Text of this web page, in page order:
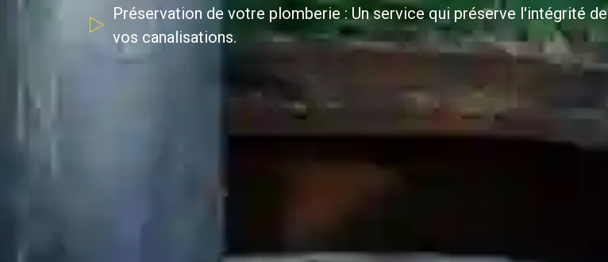
Préservation de votre plomberie : Un service qui préserve l'intégrité de
vos canalisations.